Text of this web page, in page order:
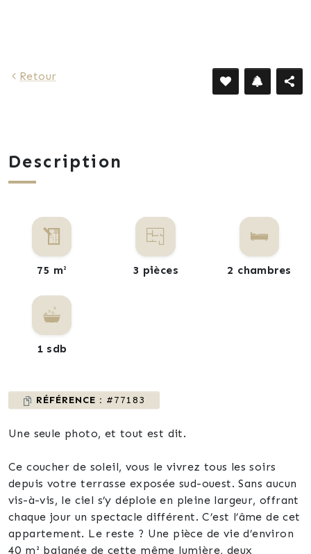
Retour
Description
75 m² 3 pièces 2 chambres
1 sdb
RÉFÉRENCE : #77183
Une seule photo, et tout est dit.
Ce coucher de soleil, vous le vivrez tous les soirs
depuis votre terrasse exposée sud-ouest. Sans aucun
vis-à-vis, le ciel s’y déploie en pleine largeur, offrant
chaque jour un spectacle différent. C’est l’âme de cet
appartement. Le reste ? Une pièce de vie d’environ
40 m² baignée de cette même lumière, deux